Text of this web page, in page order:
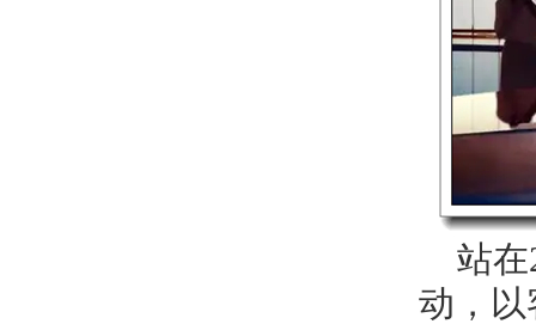
站在
动，以